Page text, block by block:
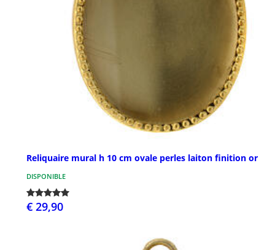
Reliquaire mural h 10 cm ovale perles laiton finition or
DISPONIBLE
€ 29,90